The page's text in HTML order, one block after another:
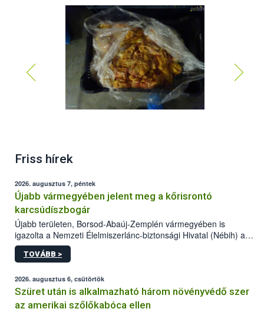
Friss hírek
2026. augusztus 7, péntek
Újabb vármegyében jelent meg a kőrisrontó
karcsúdíszbogár
Újabb területen, Borsod-Abaúj-Zemplén vármegyében is
igazolta a Nemzeti Élelmiszerlánc-biztonsági Hivatal (Nébih) a
kőrisrontó karcsúdíszbogár (Agrilus planipennis) jelenlétét. A
kártevőt nem csak színcsapdában találták meg, de már fertőzött
az intenzív felderítést, emellett az intézkedéseket a szlovák
hatósággal is összehangolják a terjedés megállítása érdekében.
TOVÁBB >
2026. augusztus 6, csütörtök
Szüret után is alkalmazható három növényvédő szer
az amerikai szőlőkabóca ellen